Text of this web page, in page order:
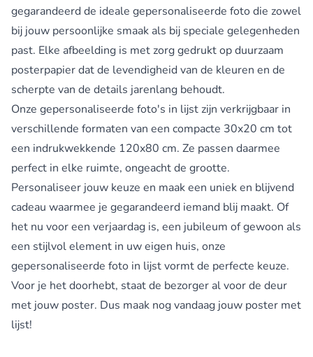
gegarandeerd de ideale gepersonaliseerde foto die zowel
bij jouw persoonlijke smaak als bij speciale gelegenheden
past. Elke afbeelding is met zorg gedrukt op duurzaam
posterpapier dat de levendigheid van de kleuren en de
scherpte van de details jarenlang behoudt.
Onze gepersonaliseerde foto's in lijst zijn verkrijgbaar in
verschillende formaten van een compacte 30x20 cm tot
een indrukwekkende 120x80 cm. Ze passen daarmee
perfect in elke ruimte, ongeacht de grootte.
Personaliseer jouw keuze en maak een uniek en blijvend
cadeau waarmee je gegarandeerd iemand blij maakt. Of
het nu voor een verjaardag is, een jubileum of gewoon als
een stijlvol element in uw eigen huis, onze
gepersonaliseerde foto in lijst vormt de perfecte keuze.
Voor je het doorhebt, staat de bezorger al voor de deur
met jouw poster. Dus maak nog vandaag jouw poster met
lijst!